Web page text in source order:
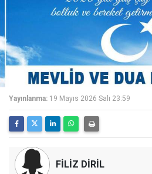
Yayınlanma: 19 Mayıs 2026 Salı 23:59
FİLİZ DİRİL